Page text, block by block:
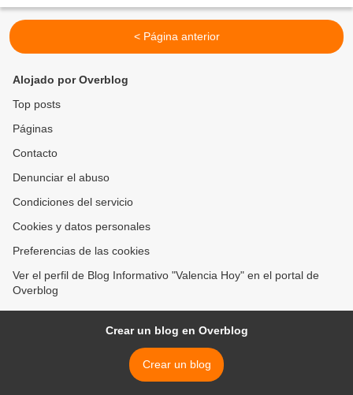
< Página anterior
Alojado por Overblog
Top posts
Páginas
Contacto
Denunciar el abuso
Condiciones del servicio
Cookies y datos personales
Preferencias de las cookies
Ver el perfil de Blog Informativo "Valencia Hoy" en el portal de
Overblog
Crear un blog en Overblog
Crear un blog